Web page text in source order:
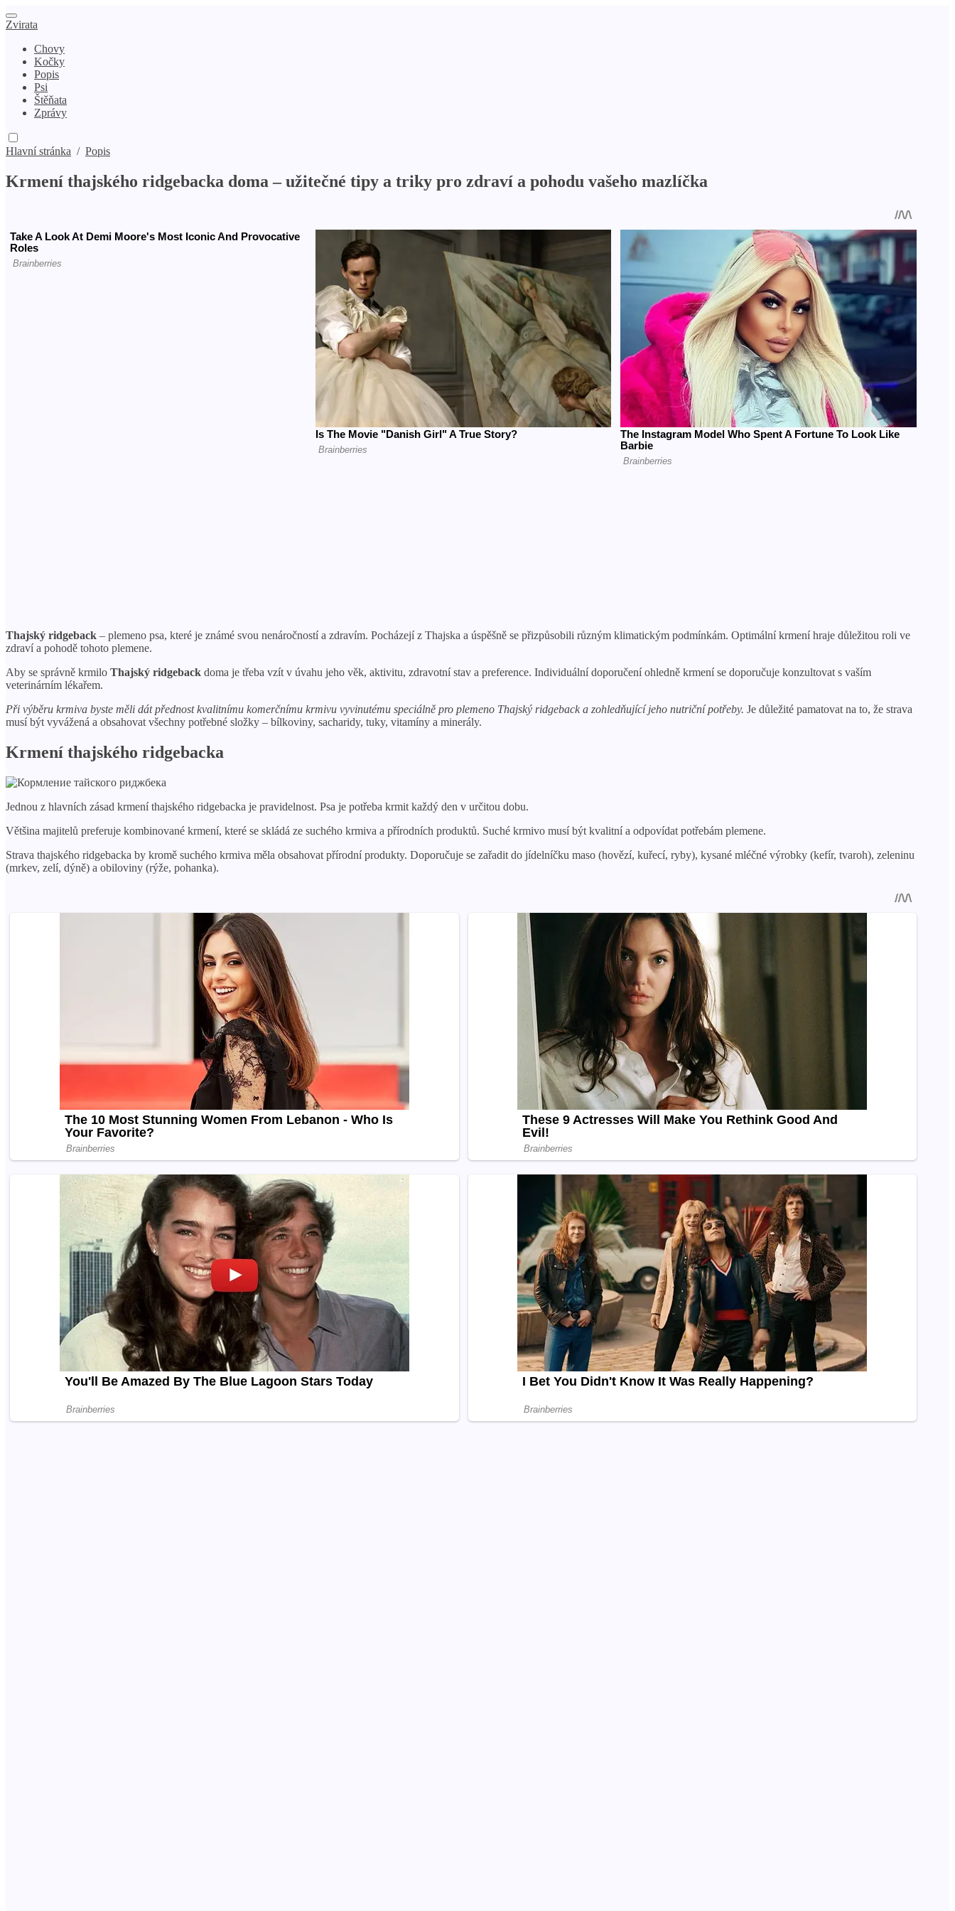
Zvirata
Chovy
Kočky
Popis
Psi
Štěňata
Zprávy
Hlavní stránka / Popis
Krmení thajského ridgebacka doma – užitečné tipy a triky pro zdraví a pohodu vašeho mazlíčka
Thajský ridgeback – plemeno psa, které je známé svou nenáročností a zdravím. Pocházejí z Thajska a úspěšně se přizpůsobili různým klimatickým podmínkám. Optimální krmení hraje důležitou roli ve
zdraví a pohodě tohoto plemene.
Aby se správně krmilo Thajský ridgeback doma je třeba vzít v úvahu jeho věk, aktivitu, zdravotní stav a preference. Individuální doporučení ohledně krmení se doporučuje konzultovat s vaším
veterinárním lékařem.
Při výběru krmiva byste měli dát přednost kvalitnímu komerčnímu krmivu vyvinutému speciálně pro plemeno Thajský ridgeback a zohledňující jeho nutriční potřeby. Je důležité pamatovat na to, že strava
musí být vyvážená a obsahovat všechny potřebné složky – bílkoviny, sacharidy, tuky, vitamíny a minerály.
Krmení thajského ridgebacka
Jednou z hlavních zásad krmení thajského ridgebacka je pravidelnost. Psa je potřeba krmit každý den v určitou dobu.
Většina majitelů preferuje kombinované krmení, které se skládá ze suchého krmiva a přírodních produktů. Suché krmivo musí být kvalitní a odpovídat potřebám plemene.
Strava thajského ridgebacka by kromě suchého krmiva měla obsahovat přírodní produkty. Doporučuje se zařadit do jídelníčku maso (hovězí, kuřecí, ryby), kysané mléčné výrobky (kefír, tvaroh), zeleninu
(mrkev, zelí, dýně) a obiloviny (rýže, pohanka).